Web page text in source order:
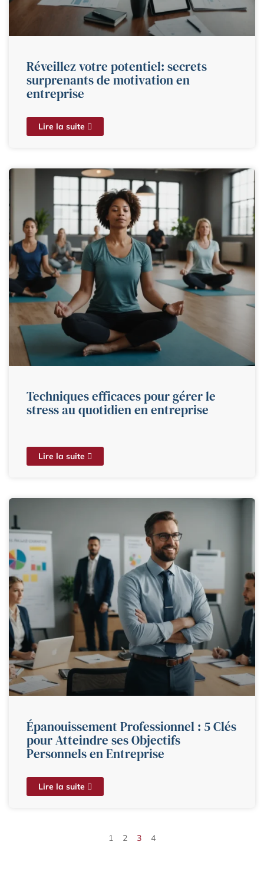
Réveillez votre potentiel: secrets
surprenants de motivation en
entreprise
Lire la suite
Techniques efficaces pour gérer le
stress au quotidien en entreprise
Lire la suite
Épanouissement Professionnel : 5 Clés
pour Atteindre ses Objectifs
Personnels en Entreprise
Lire la suite
1 2 3 4